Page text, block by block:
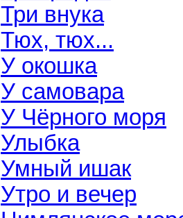
Три внука
Тюх, тюх...
У окошка
У самовара
У Чёрного моря
Улыбка
Умный ишак
Утро и вечер